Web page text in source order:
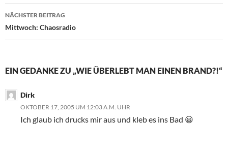
NÄCHSTER BEITRAG
Mittwoch: Chaosradio
EIN GEDANKE ZU „WIE ÜBERLEBT MAN EINEN BRAND?!“
Dirk
OKTOBER 17, 2005 UM 12:03 A.M. UHR
Ich glaub ich drucks mir aus und kleb es ins Bad 😀